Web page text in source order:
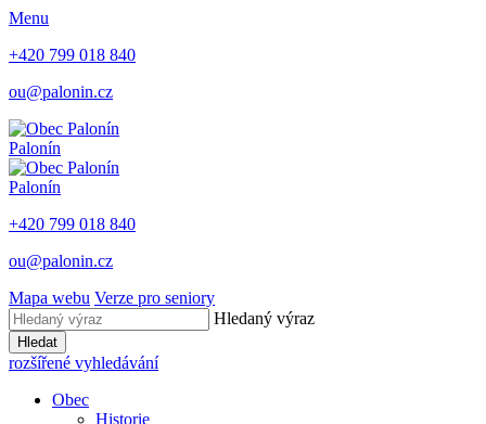
Menu
+420 799 018 840
ou@palonin.cz
Palonín
Palonín
+420 799 018 840
ou@palonin.cz
Mapa webu Verze pro seniory
Hledaný výraz
Hledat
rozšířené vyhledávání
Obec
Historie